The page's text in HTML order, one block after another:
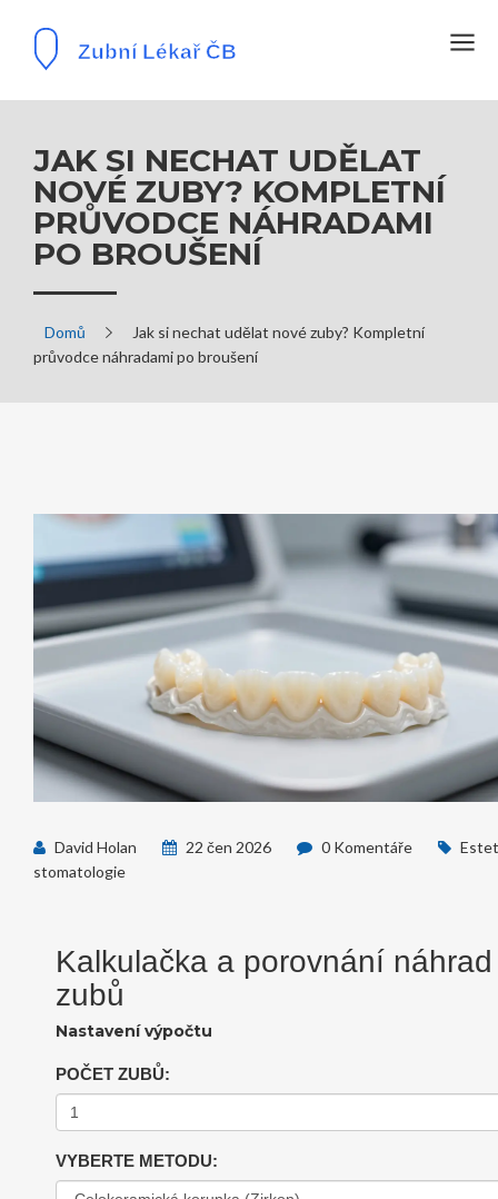
JAK SI NECHAT UDĚLAT
NOVÉ ZUBY? KOMPLETNÍ
PRŮVODCE NÁHRADAMI
PO BROUŠENÍ
Domů
Jak si nechat udělat nové zuby? Kompletní
průvodce náhradami po broušení
David Holan 22 čen 2026 0 Komentáře
stomatologie
Kalkulačka a porovnání náhrad
zubů
Nastavení výpočtu
POČET ZUBŮ:
VYBERTE METODU: